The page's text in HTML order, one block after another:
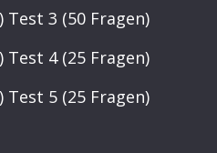
Test 3 (50 Fragen)
Test 4 (25 Fragen)
Test 5 (25 Fragen)